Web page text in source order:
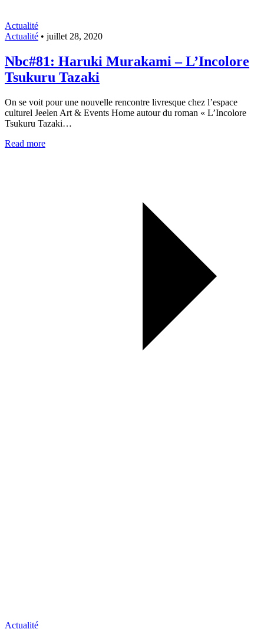
Actualité
Actualité • juillet 28, 2020
Nbc#81: Haruki Murakami – L’Incolore
Tsukuru Tazaki
On se voit pour une nouvelle rencontre livresque chez l’espace
culturel Jeelen Art & Events Home autour du roman « L’Incolore
Tsukuru Tazaki…
Read more
Actualité